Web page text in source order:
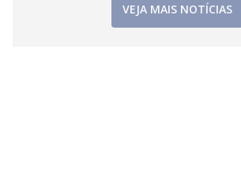
VEJA MAIS NOTÍCIAS